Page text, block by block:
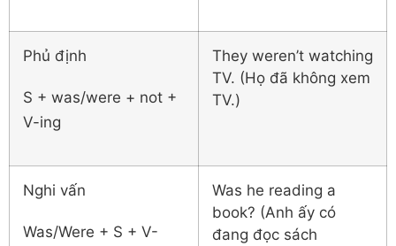
Phủ định
S + was/were + not +
V-ing
They weren’t watching
TV. (Họ đã không xem
TV.)
Nghi vấn
Was/Were + S + V-
Was he reading a
book? (Anh ấy có
đang đọc sách